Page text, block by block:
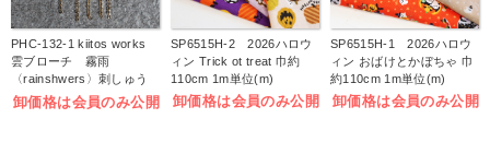
PHC-132-1 kiitos works
雲ブローチ 霧雨
〈rainshwers〉刺しゅう
キット (袋)
卸価格は会員のみ公開
SP6515H-2 2026ハロウ
ィン Trick ot treat 巾約
110cm 1m単位(m)
卸価格は会員のみ公開
SP6515H-1 2026ハロウ
ィン おばけとかぼちゃ 巾
約110cm 1m単位(m)
卸価格は会員のみ公開